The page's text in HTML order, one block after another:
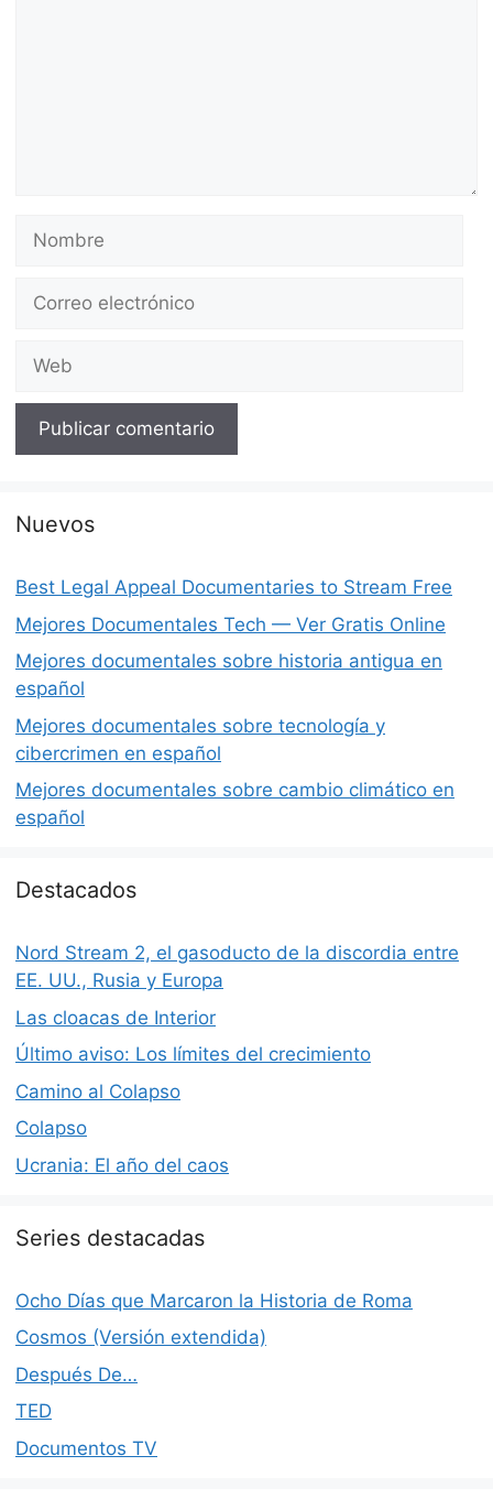
Nombre
Correo
Web
Nuevos
Best Legal Appeal Documentaries to Stream Free
Mejores Documentales Tech — Ver Gratis Online
Mejores documentales sobre historia antigua en
español
Mejores documentales sobre tecnología y
cibercrimen en español
Mejores documentales sobre cambio climático en
español
Destacados
Nord Stream 2, el gasoducto de la discordia entre
EE. UU., Rusia y Europa
Las cloacas de Interior
Último aviso: Los límites del crecimiento
Camino al Colapso
Colapso
Ucrania: El año del caos
Series destacadas
Ocho Días que Marcaron la Historia de Roma
Cosmos (Versión extendida)
Después De…
TED
Documentos TV